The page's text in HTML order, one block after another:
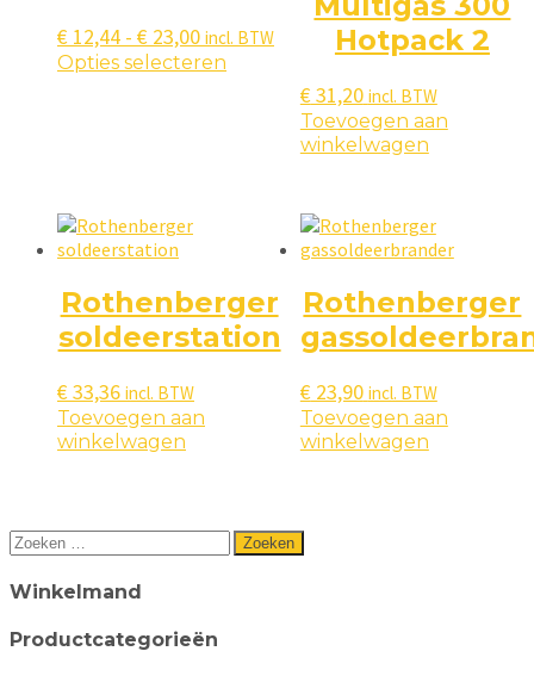
€ 12,44 - € 23,00Prijsklasse:
€ 12,44
incl. BTW
Opties selecteren
meerdere
gekozen
op
de
productpagina
Hotpack 2
€31,20 incl. BTW
Toevoegen aan
winkelwagen
Rothenberger
soldeerstation
€33,36 incl. BTW
Toevoegen aan
winkelwagen
Rothenberger
€23,90 incl. BTW
Toevoegen aan
winkelwagen
Zoeken
naar:
Winkelmand
Productcategorieën